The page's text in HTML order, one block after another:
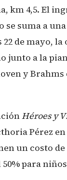
km 4,5. El
suma a
de mayo, la
junto a la
y Brahms
Héroes y
Pérez
un costo de
para